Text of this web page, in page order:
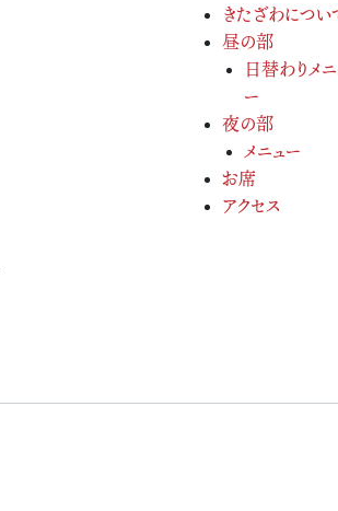
きたざわについ
昼の部
日替わりメ
ー
夜の部
メニュー
お席
アクセス